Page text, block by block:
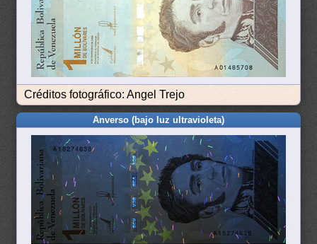
Créditos fotográfico: Angel Trejo
Anverso (bajo luz ultravioleta)